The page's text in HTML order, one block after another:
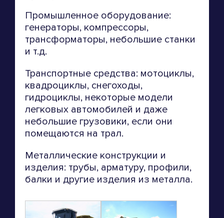
Промышленное оборудование:
генераторы, компрессоры,
трансформаторы, небольшие станки
и т.д.
Транспортные средства: мотоциклы,
квадроциклы, снегоходы,
гидроциклы, некоторые модели
легковых автомобилей и даже
небольшие грузовики, если они
помещаются на трал.
Металлические конструкции и
изделия: трубы, арматуру, профили,
балки и другие изделия из металла.